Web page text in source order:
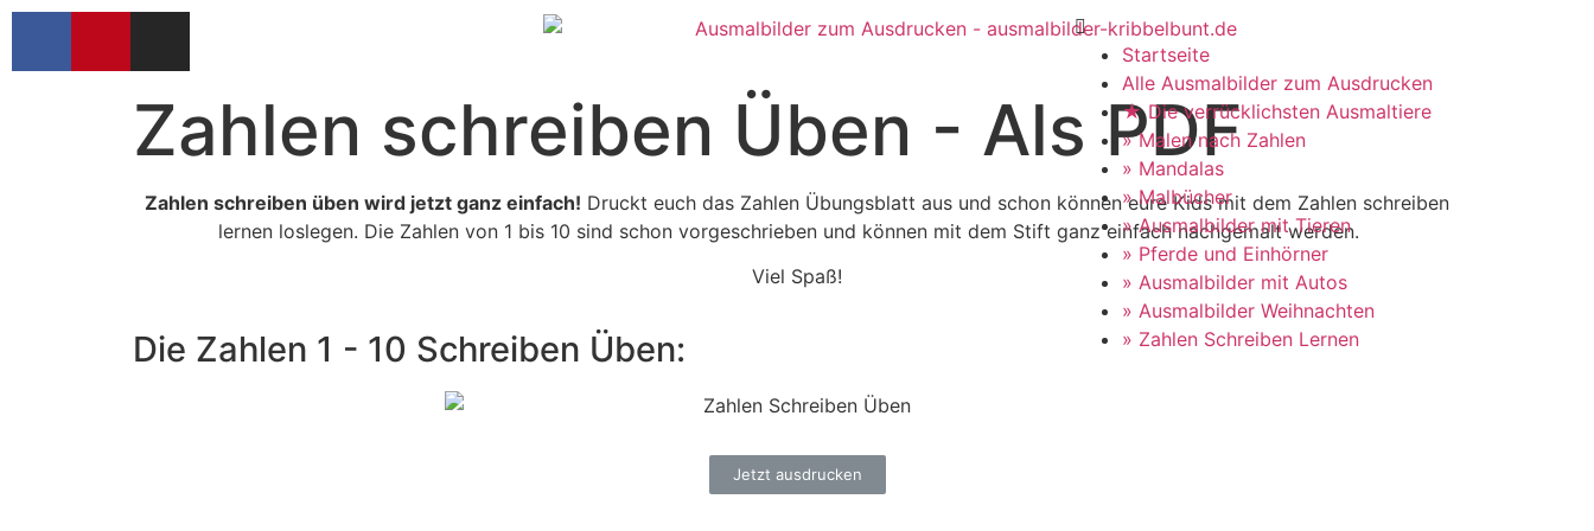
Startseite
Alle Ausmalbilder zum Ausdrucken
★ Die verrücklichsten Ausmaltiere
» Malen nach Zahlen
» Mandalas
» Malbücher
» Ausmalbilder mit Tieren
» Pferde und Einhörner
» Ausmalbilder mit Autos
» Ausmalbilder Weihnachten
» Zahlen Schreiben Lernen
Zahlen schreiben Üben - Als PDF
Zahlen schreiben üben wird jetzt ganz einfach! Druckt euch das Zahlen Übungsblatt aus und schon können eure Kids mit dem Zahlen schreiben
lernen loslegen. Die Zahlen von 1 bis 10 sind schon vorgeschrieben und können mit dem Stift ganz einfach nachgemalt werden.
Viel Spaß!
Die Zahlen 1 - 10 Schreiben Üben:
Jetzt ausdrucken